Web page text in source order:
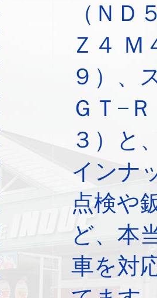
（ＮＤ
Ｚ４ Ｍ
９）、
ＧＴ−
３）と
インナ
点検や
ど、本
車を対